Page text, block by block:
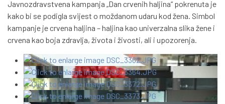
Javnozdravstvena kampanja „Dan crvenih haljina“ pokrenuta je
kako bi se podigla svijest o moždanom udaru kod žena. Simbol
kampanje je crvena haljina – haljina kao univerzalna slika žene i
crvena kao boja zdravlja, života i živosti, ali i upozorenja.